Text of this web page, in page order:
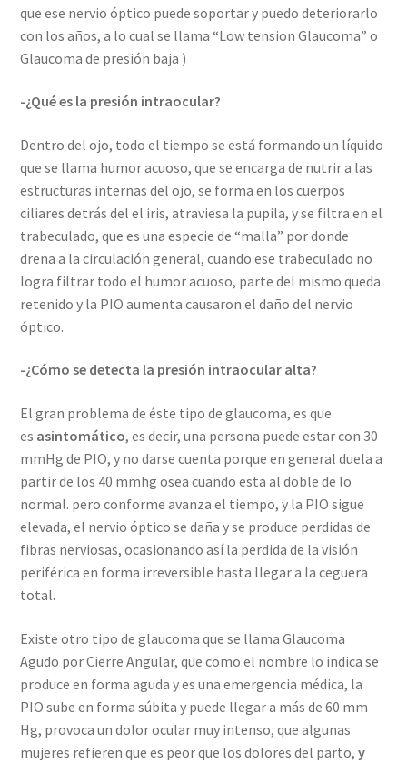
que ese nervio óptico puede soportar y puedo deteriorarlo
con los años, a lo cual se llama “Low tension Glaucoma” o
Glaucoma de presión baja )
-¿Qué es la presión intraocular?
Dentro del ojo, todo el tiempo se está formando un líquido
que se llama humor acuoso, que se encarga de nutrir a las
estructuras internas del ojo, se forma en los cuerpos
ciliares detrás del el iris, atraviesa la pupila, y se filtra en el
trabeculado, que es una especie de “malla” por donde
drena a la circulación general, cuando ese trabeculado no
logra filtrar todo el humor acuoso, parte del mismo queda
retenido y la PIO aumenta causaron el daño del nervio
óptico.
-¿Cómo se detecta la presión intraocular alta?
El gran problema de éste tipo de glaucoma, es que
es asintomático, es decir, una persona puede estar con 30
mmHg de PIO, y no darse cuenta porque en general duela a
partir de los 40 mmhg osea cuando esta al doble de lo
normal. pero conforme avanza el tiempo, y la PIO sigue
elevada, el nervio óptico se daña y se produce perdidas de
fibras nerviosas, ocasionando así la perdida de la visión
periférica en forma irreversible hasta llegar a la ceguera
total.
Existe otro tipo de glaucoma que se llama Glaucoma
Agudo por Cierre Angular, que como el nombre lo indica se
produce en forma aguda y es una emergencia médica, la
PIO sube en forma súbita y puede llegar a más de 60 mm
Hg, provoca un dolor ocular muy intenso, que algunas
mujeres refieren que es peor que los dolores del parto,y